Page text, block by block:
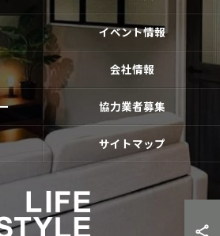
イベント情報
会社情報
協力業者募集
サイトマップ